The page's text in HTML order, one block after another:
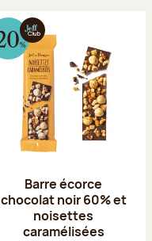
Barre écorce
chocolat noir 60% et
noisettes
caramélisées